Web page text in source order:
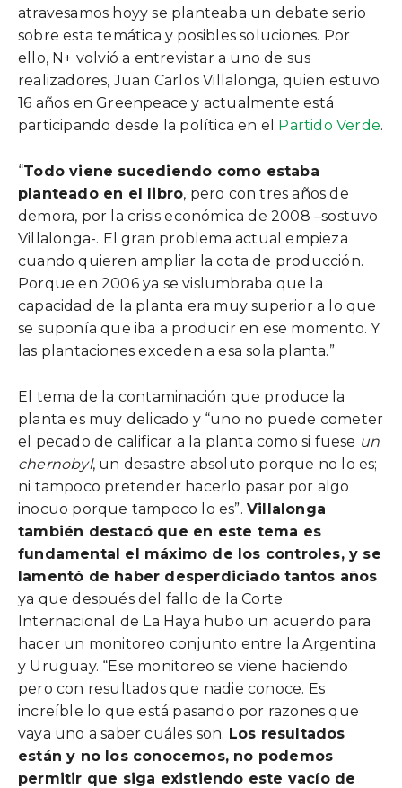
atravesamos hoyy se planteaba un debate serio
sobre esta temática y posibles soluciones. Por
ello, N+ volvió a entrevistar a uno de sus
realizadores, Juan Carlos Villalonga, quien estuvo
16 años en Greenpeace y actualmente está
participando desde la política en el Partido Verde.
“Todo viene sucediendo como estaba
planteado en el libro, pero con tres años de
demora, por la crisis económica de 2008 –sostuvo
Villalonga-. El gran problema actual empieza
cuando quieren ampliar la cota de producción.
Porque en 2006 ya se vislumbraba que la
capacidad de la planta era muy superior a lo que
se suponía que iba a producir en ese momento. Y
las plantaciones exceden a esa sola planta.”
El tema de la contaminación que produce la
planta es muy delicado y “uno no puede cometer
el pecado de calificar a la planta como si fuese un
chernobyl, un desastre absoluto porque no lo es;
ni tampoco pretender hacerlo pasar por algo
inocuo porque tampoco lo es”. Villalonga
también destacó que en este tema es
fundamental el máximo de los controles, y se
lamentó de haber desperdiciado tantos años
ya que después del fallo de la Corte
Internacional de La Haya hubo un acuerdo para
hacer un monitoreo conjunto entre la Argentina
y Uruguay. “Ese monitoreo se viene haciendo
pero con resultados que nadie conoce. Es
increíble lo que está pasando por razones que
vaya uno a saber cuáles son. Los resultados
están y no los conocemos, no podemos
permitir que siga existiendo este vacío de